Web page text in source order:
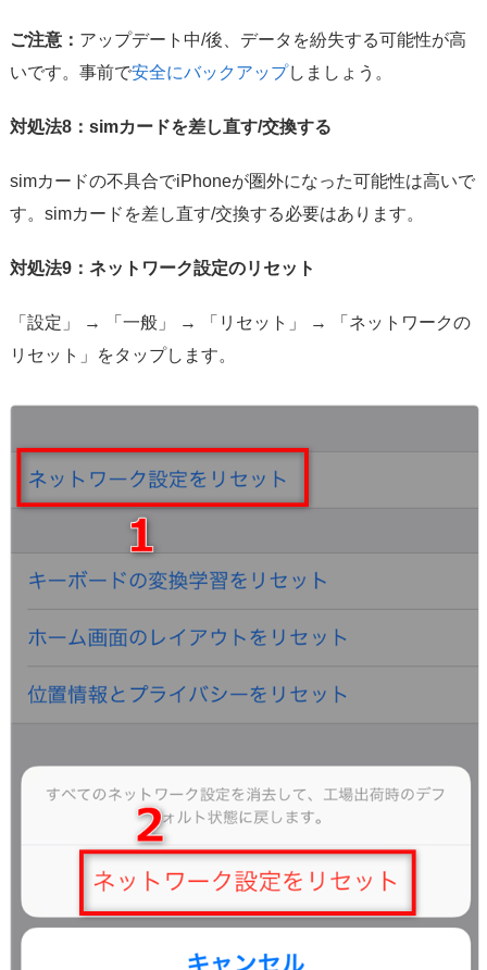
ご注意： アップデート中/後、データを紛失する可能性が高
いです。事前で安全にバックアップしましょう。
対処法8：simカードを差し直す/交換する
simカードの不具合でiPhoneが圏外になった可能性は高いで
す。simカードを差し直す/交換する必要はあります。
対処法9：ネットワーク設定のリセット
「設定」 → 「一般」 → 「リセット」 → 「ネットワークの
リセット」をタップします。